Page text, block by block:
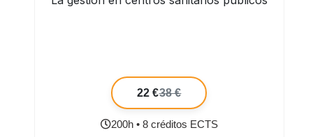
22 €38 €
200h • 8 créditos ECTS